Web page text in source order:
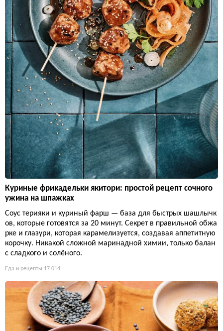
Куриные фрикадельки якитори: простой рецепт сочного
ужина на шпажках
Соус терияки и куриный фарш — база для быстрых шашлычк
ов, которые готовятся за 20 минут. Секрет в правильной обжа
рке и глазури, которая карамелизуется, создавая аппетитную
корочку. Никакой сложной маринадной химии, только балан
с сладкого и солёного.
Еда и рецепты 17 014